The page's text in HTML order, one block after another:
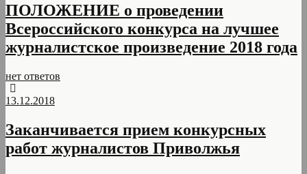
ПОЛОЖЕНИЕ о проведении
Всероссийского конкурса на лучшее
журналистское произведение 2018 года
нет ответов
13.12.2018
Заканчивается прием конкурсных
работ журналистов Приволжья